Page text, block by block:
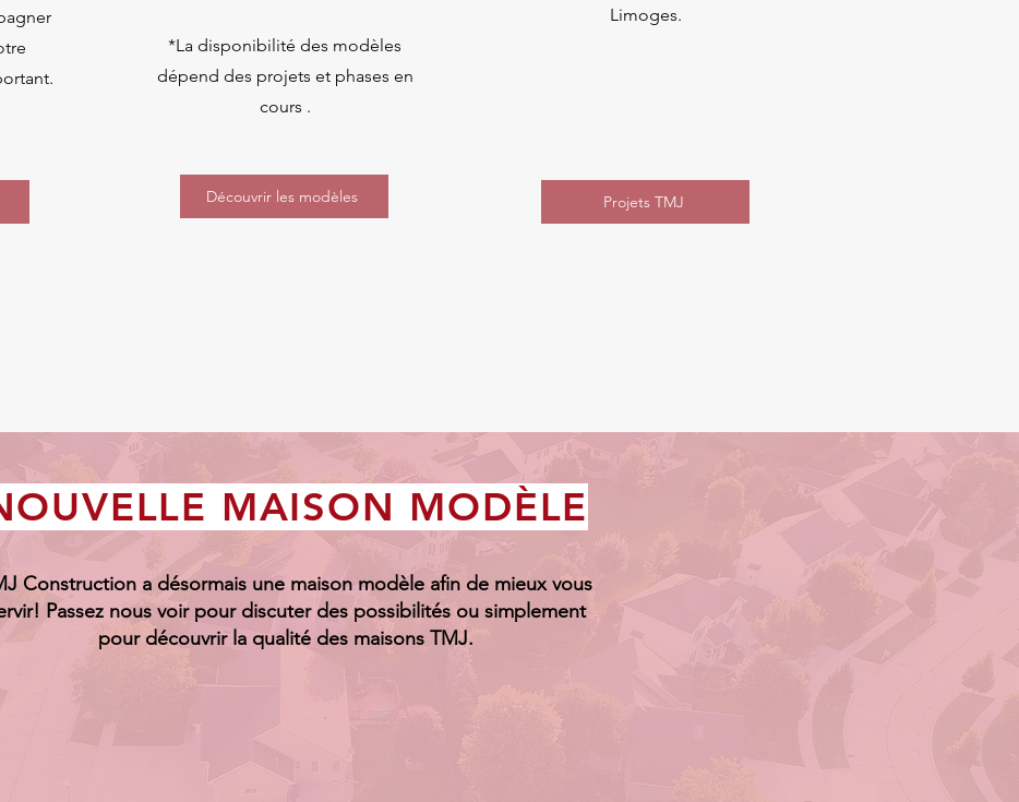
*La disponibilité des modèles
dépend des projets et phases en
cours .
Découvrir les modèles
Limoges.
Projets TMJ
MAISON MODÈLE
Construction a désormais une maison modèle afin de mieux vous
Passez nous voir pour discuter des possibilités ou simplement
pour découvrir la qualité des maisons TMJ.